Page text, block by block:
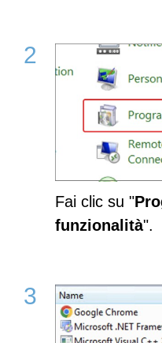
Fai clic su "
funzionalità".